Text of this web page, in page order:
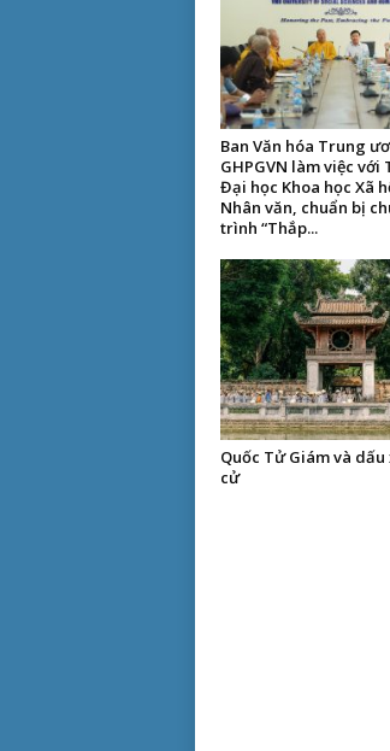
Ban Văn hóa Trung
GHPGVN làm việc với
Đại học Khoa học Xã
Nhân văn, chuẩn bị
trình “Thắp...
Quốc Tử Giám và dấu
cử